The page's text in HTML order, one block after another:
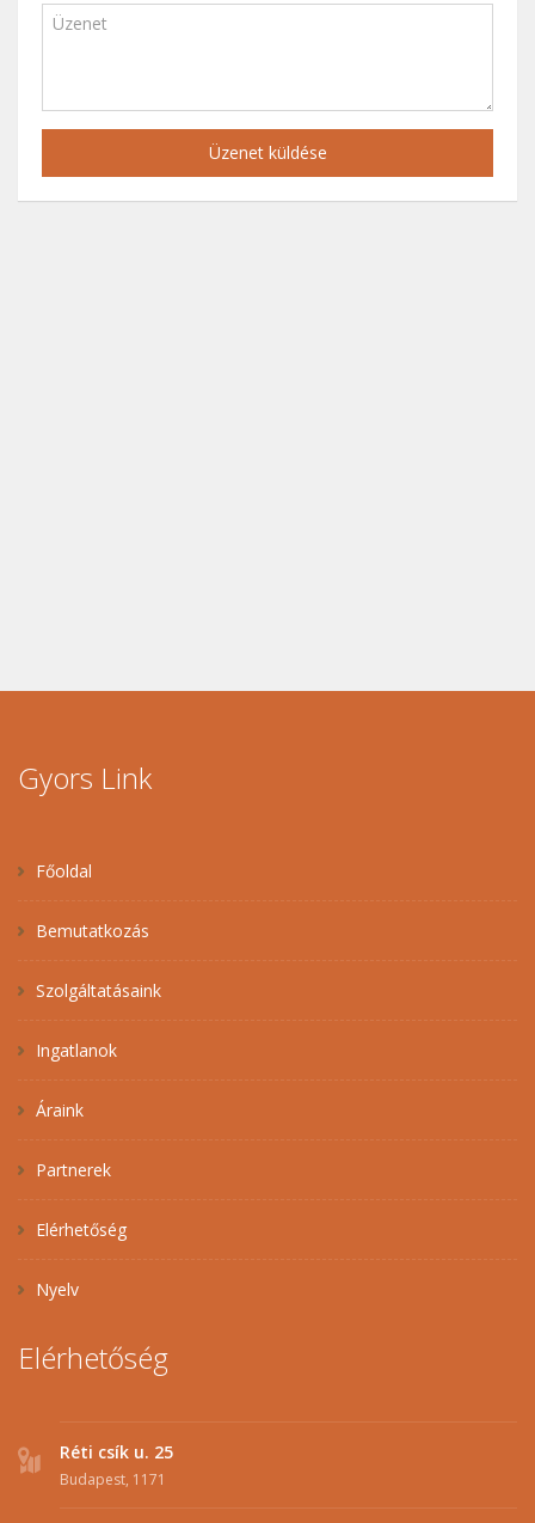
Üzenet küldése
Gyors Link
Főoldal
Bemutatkozás
Szolgáltatásaink
Ingatlanok
Áraink
Partnerek
Elérhetőség
Nyelv
Elérhetőség
Réti csík u. 25
Budapest, 1171